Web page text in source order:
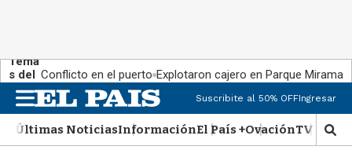
Tema
s del
día:
Conflicto en el puerto Explotaron cajero en Parque Miramar
n
u
Suscribite al 50% OFFIngresar
Últimas NoticiasInformaciónEl País +OvaciónTV Show
M
o